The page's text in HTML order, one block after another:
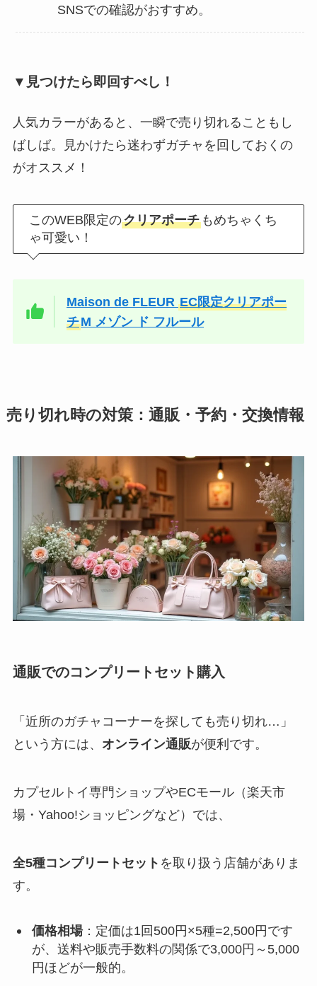
SNSでの確認がおすすめ。
▼見つけたら即回すべし！
人気カラーがあると、一瞬で売り切れることもし
ばしば。見かけたら迷わずガチャを回しておくの
がオススメ！
このWEB限定のクリアポーチ もめちゃくち
ゃ可愛い！
Maison de FLEUREC限定クリアポー
チM メゾン ド フルール
売り切れ時の対策：通販・予約・交換情報
通販でのコンプリートセット購入
「近所のガチャコーナーを探しても売り切れ…」
という方には、 オンライン通販が便利です。
カプセルトイ専門ショップやECモール（楽天市
場・Yahoo!ショッピングなど）では、
全5種コンプリートセット を取り扱う店舗がありま
す。
価格相場：定価は1回500円×5種=2,500円です
が、送料や販売手数料の関係で3,000円～5,000
円ほどが一般的。